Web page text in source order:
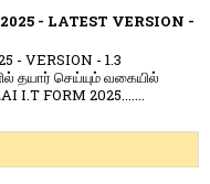
- LATEST VERSION -
- VERSION - 1.3
தயார் செய்யும் வகையில்
I.T FORM 2025.......